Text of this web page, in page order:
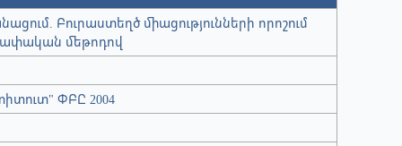
Բուրաստեղծ միացությունների որոշում
մեթոդով
ՓԲԸ 2004